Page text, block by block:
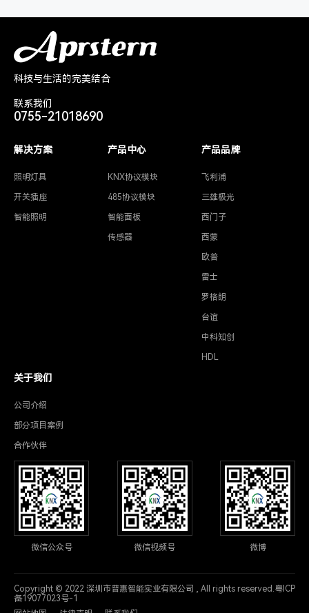
科技与生活的完美结合
联系我们
0755-21018690
解决方案
照明灯具
开关插座
智能照明
产品中心
KNX协议模块
485协议模块
智能面板
传感器
产品品牌
飞利浦
三雄极光
西门子
西蒙
欧普
雷士
罗格朗
台谊
中科知创
HDL
关于我们
公司介绍
部分项目案例
合作伙伴
微信公众号 微信视频号 微博
Copyright © 2022 深圳市普惠智能实业有限公司 , All rights reserved.粤ICP
备19077023号-1